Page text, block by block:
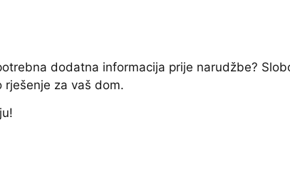
dodatna informacija prije narudžbe?
za vaš dom.